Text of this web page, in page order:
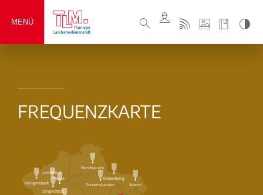
MENÜ
FREQUENZKARTE
Artern
Sondershausen
Keula
Dingelstedt
Kulpenberg
Nordhausen
Leinefelde
Heiligenstadt